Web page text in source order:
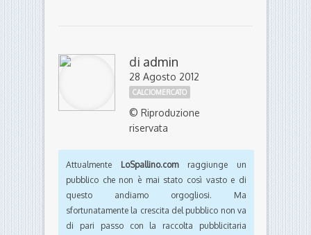
di admin
28 Agosto 2012
CALCIOMERCATO
© Riproduzione
riservata
Attualmente LoSpallino.comraggiunge un
pubblico che non è mai stato così vasto e di
questo andiamo orgogliosi. Ma
sfortunatamente la crescita del pubblico non va
di pari passo con la raccolta pubblicitaria